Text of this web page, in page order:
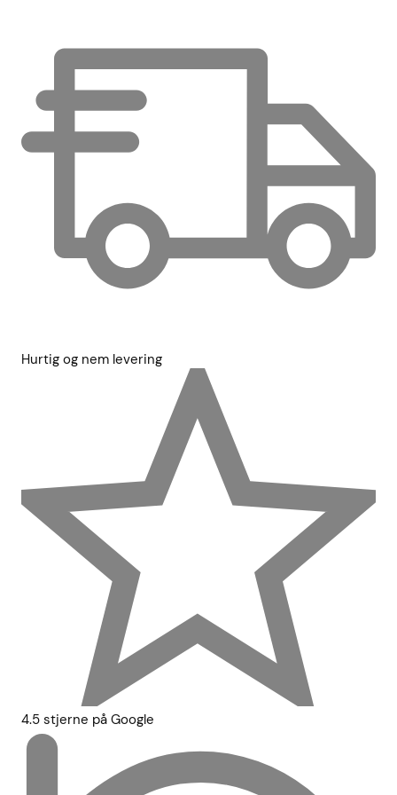
Hurtig og nem levering
4.5 stjerne på Google